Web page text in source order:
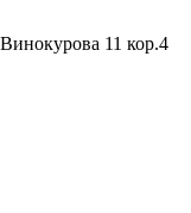
11 кор.4